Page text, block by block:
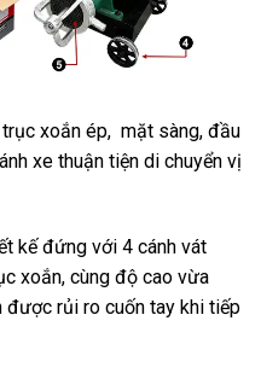
xoắn ép, mặt sàng, đầu
xe thuận tiện di chuyển vị
kế đứng với 4 cánh vát
xoắn, cùng độ cao vừa
được rủi ro cuốn tay khi tiếp